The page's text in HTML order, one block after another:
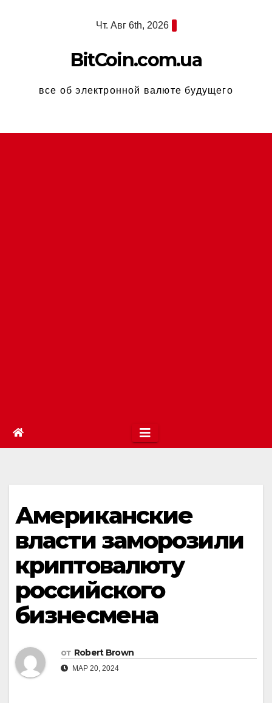
Чт. Авг 6th, 2026
BitCoin.com.ua
все об электронной валюте будущего
Американские
власти заморозили
криптовалюту
российского
бизнесмена
от Robert Brown
МАР 20, 2024